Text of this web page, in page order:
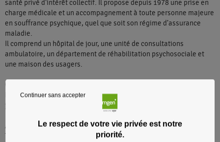
Le respect de votre vie privée est notre
priorité.
Continuer sans accepter
santé privé d’intérêt collectif. Il propose depuis 1978 une prise en
charge médicale et un accompagnement à toute personne majeure
en souffrance psychique, quel que soit son régime d’assurance
maladie.
Il comprend un hôpital de jour, une unité de consultations
ambulatoire, un département de réhabilitation psychosociale et
une maison des usagers.
Capacité
L'Etablissement a une capacité de 33 places pour son hôpital de
jour.
Admission
Tous les assurés sociaux à partir de 18 ans sauf dérogations :